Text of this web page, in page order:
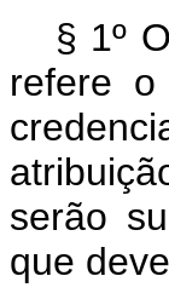
§ 1º
refere
serão
que